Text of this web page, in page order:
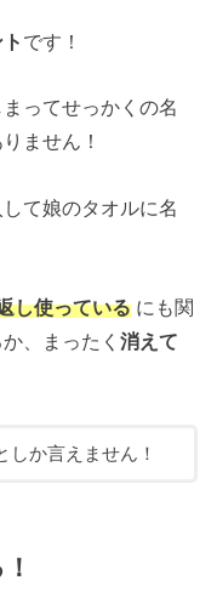
です！
ってせっかくの名
ません！
て娘のタオルに名
し使っている にも関
か、まったく消えて
しか言えません！